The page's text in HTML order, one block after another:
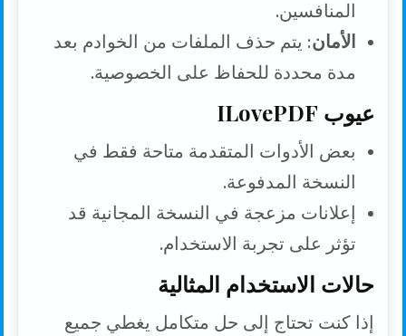
المنافسين.
الأمان: يتم حذف الملفات من الخوادم بعد
مدة محددة للحفاظ على الخصوصية.
عيوب ILovePDF
بعض الأدوات المتقدمة متاحة فقط في
النسخة المدفوعة.
إعلانات مزعجة في النسخة المجانية قد
تؤثر على تجربة الاستخدام.
حالات الاستخدام المثالية
إذا كنت تحتاج إلى حل متكامل يغطي جميع